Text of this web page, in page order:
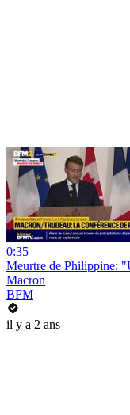
0:35
Meurtre de Philippine:
Macron
BFM
il y a 2 ans